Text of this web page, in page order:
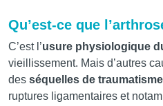
Qu’est-ce que
C’est l’usure physiologique
vieillissement. Mais d’autres
des séquelles de
ruptures ligamentaires et